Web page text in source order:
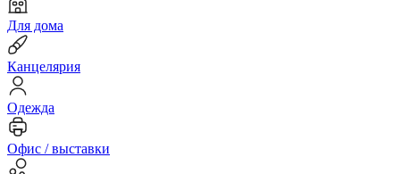
Для дома
Канцелярия
Одежда
Офис / выставки